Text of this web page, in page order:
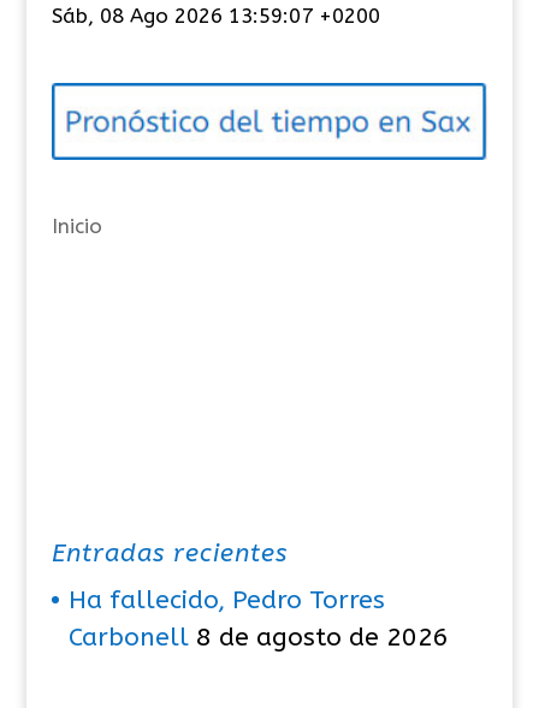
e
o
í
s
Sáb, 08 Ago 2026 13:59:07 +0200
Inicio
Entradas recientes
Ha fallecido, Pedro Torres
Carbonell 8 de agosto de 2026